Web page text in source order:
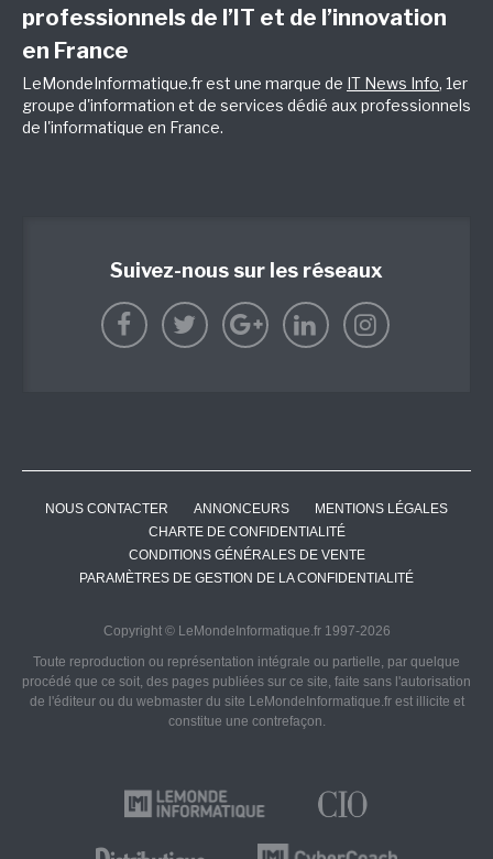
professionnels de l’IT et de l’innovation
en France
LeMondeInformatique.fr est une marque de IT News Info, 1er
groupe d'information et de services dédié aux professionnels
de l'informatique en France.
Suivez-nous sur les réseaux
NOUS CONTACTER ANNONCEURS
MENTIONS LÉGALES
CHARTE DE CONFIDENTIALITÉ
CONDITIONS GÉNÉRALES DE VENTE
PARAMÈTRES DE GESTION DE LA CONFIDENTIALITÉ
Copyright © LeMondeInformatique.fr 1997-2026
Toute reproduction ou représentation intégrale ou partielle, par quelque
procédé que ce soit, des pages publiées sur ce site, faite sans l'autorisation
de l'éditeur ou du webmaster du site LeMondeInformatique.fr est illicite et
constitue une contrefaçon.